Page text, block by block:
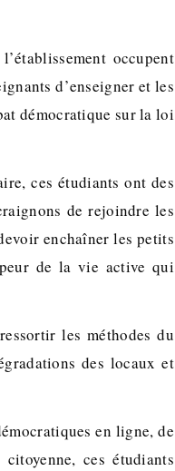
occupent
d’enseigner et les
démocratique sur la loi
ces étudiants ont des
de rejoindre les
enchaîner les petits
de la vie active qui
les méthodes du
des locaux et
en ligne, de
ces étudiants